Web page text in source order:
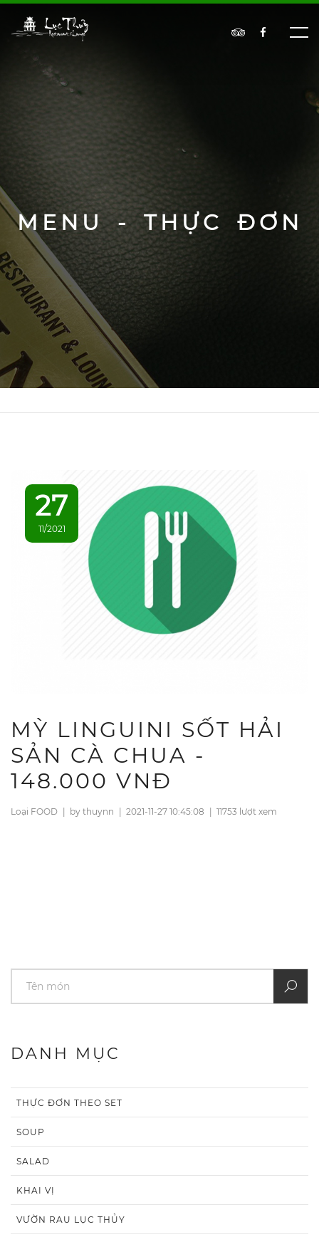
MENU - THỰC ĐƠN
27
11/2021
MỲ LINGUINI SỐT HẢI
SẢN CÀ CHUA -
148.000 VNĐ
Loại FOOD | by thuynn | 2021-11-27 10:45:08 | 11753 lượt xem
DANH MỤC
THỰC ĐƠN THEO SET
SOUP
SALAD
KHAI VỊ
VƯỜN RAU LỤC THỦY